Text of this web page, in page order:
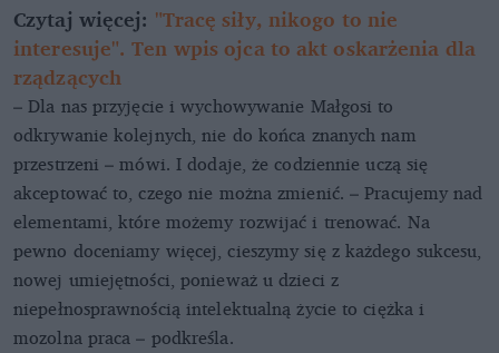
Czytaj więcej: "Tracę siły, nikogo to nie
interesuje". Ten wpis ojca to akt oskarżenia dla
rządzących
– Dla nas przyjęcie i wychowywanie Małgosi to
odkrywanie kolejnych, nie do końca znanych nam
przestrzeni – mówi. I dodaje, że codziennie uczą się
akceptować to, czego nie można zmienić. – Pracujemy nad
elementami, które możemy rozwijać i trenować. Na
pewno doceniamy więcej, cieszymy się z każdego sukcesu,
nowej umiejętności, ponieważ u dzieci z
niepełnosprawnością intelektualną życie to ciężka i
mozolna praca – podkreśla.